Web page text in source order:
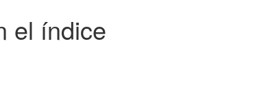
el índice